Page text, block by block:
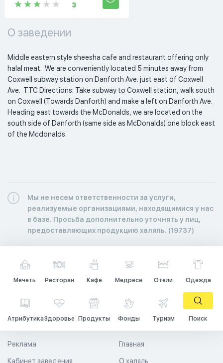
3
О заведении
Middle eastern style sheesha cafe and restaurant offering only
halal meat.  We are conveniently located 5 minutes away from
Coxwell subway station on Danforth Ave. just east of Coxwell
Ave.  TTC Directions: Take subway to Coxwell station, walk south
on Coxwell (Towards Danforth) and make a left on Danforth Ave.
Heading east towards the McDonalds, we are located on the
south side of Danforth (same side as McDonalds) one block east
of the Mcdonalds.
Мы не несем ответственности за услуги,
реализуемые организациями, находящимися у нас
в базе. Просьба дополнительно уточнять у лиц,
предоставляющих продукцию халяль. (19737)
Мечеть Ресторан Кафе Медресе Отели Одежда
АтрибутикаЗдоровье Продукты Фонды Туризм Поиск
Главная
О халяль
Реклама
Кабинет заведения